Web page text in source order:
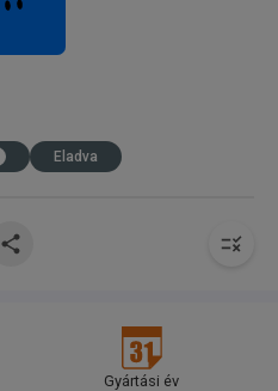
Eladva
Gyártási év